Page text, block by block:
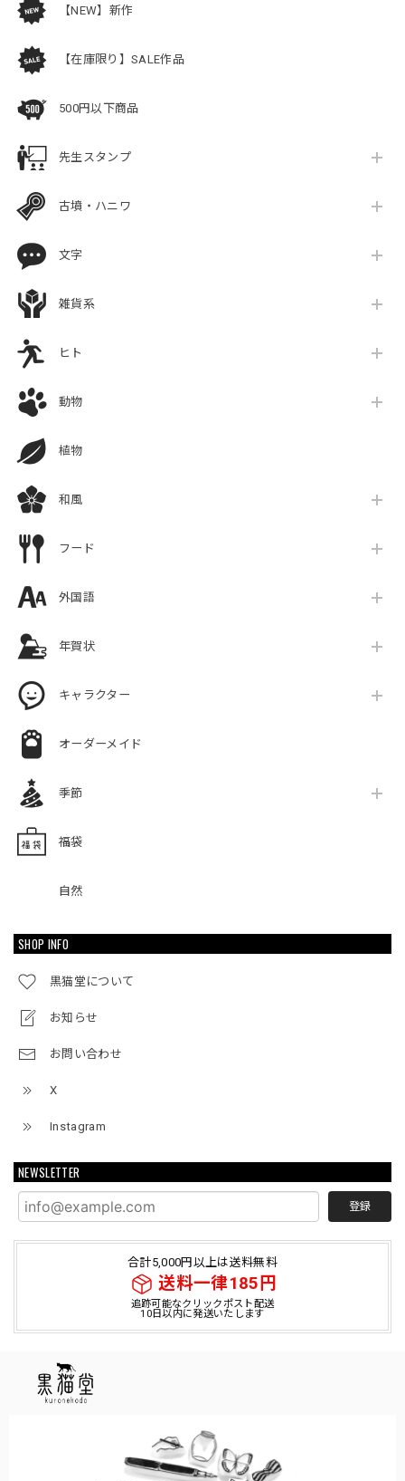
【NEW】新作
【在庫限り】SALE作品
500円以下商品
先生スタンプ
古墳・ハニワ
文字
雑貨系
ヒト
動物
植物
和風
フード
外国語
年賀状
キャラクター
オーダーメイド
季節
福袋
自然
SHOP INFO
黒猫堂について
お知らせ
お問い合わせ
X
Instagram
NEWSLETTER
登録
合計5,000円以上は送料無料
送料一律185円
追跡可能なクリックポスト配送
10日以内に発送いたします